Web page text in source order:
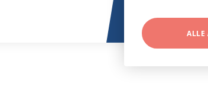
ALLE